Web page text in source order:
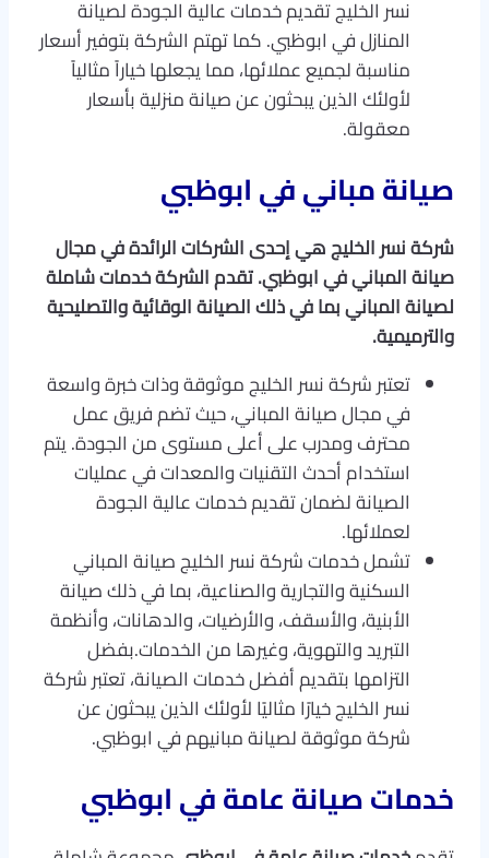
نسر الخليج تقديم خدمات عالية الجودة لصيانة
المنازل في ابوظبي. كما تهتم الشركة بتوفير أسعار
مناسبة لجميع عملائها، مما يجعلها خياراً مثالياً
لأولئك الذين يبحثون عن صيانة منزلية بأسعار
معقولة.
صيانة مباني في ابوظبي
شركة نسر الخليج هي إحدى الشركات الرائدة في مجال
صيانة المباني في ابوظبي. تقدم الشركة خدمات شاملة
لصيانة المباني بما في ذلك الصيانة الوقائية والتصليحية
والترميمية.
تعتبر شركة نسر الخليج موثوقة وذات خبرة واسعة
في مجال صيانة المباني، حيث تضم فريق عمل
محترف ومدرب على أعلى مستوى من الجودة. يتم
استخدام أحدث التقنيات والمعدات في عمليات
الصيانة لضمان تقديم خدمات عالية الجودة
لعملائها.
تشمل خدمات شركة نسر الخليج صيانة المباني
السكنية والتجارية والصناعية، بما في ذلك صيانة
الأبنية، والأسقف، والأرضيات، والدهانات، وأنظمة
التبريد والتهوية، وغيرها من الخدمات.بفضل
التزامها بتقديم أفضل خدمات الصيانة، تعتبر شركة
نسر الخليج خيارًا مثاليًا لأولئك الذين يبحثون عن
شركة موثوقة لصيانة مبانيهم في ابوظبي.
خدمات صيانة عامة في ابوظبي